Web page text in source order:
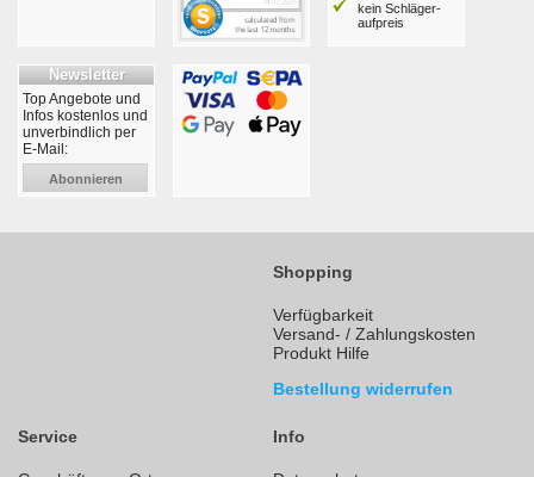
kein Schläger­
aufpreis
Newsletter
Top Angebote und
Infos kostenlos und
unverbindlich per
E-Mail:
Abonnieren
Shopping
Verfügbarkeit
Versand- / Zahlungskosten
Produkt Hilfe
Bestellung widerrufen
Service Info